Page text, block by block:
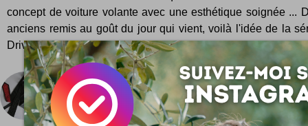
concept de voiture volante avec une esthétique soignée ...
anciens remis au goût du jour qui vient, voilà l'idée de la
Drive" sign...
Cravate anti-stress
Nos camarades Japonnais sont très inventifs
nous faire croire qu'ils n'aiment pas travailler ...